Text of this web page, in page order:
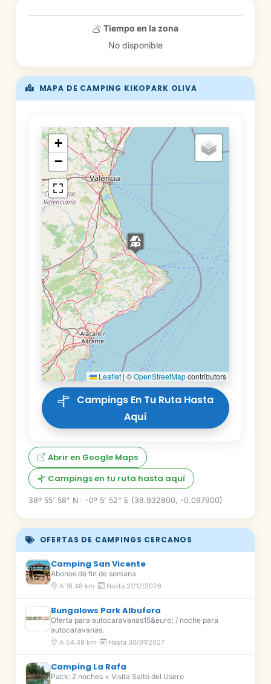
MAPA DE CAMPING KIKOPARK OLIVA
+
−
Leaflet | ©OpenStreetMapcontributors
Aquí
Abrir en Google Maps
Campings en tu ruta hasta aquí
38º 55' 58" N · -0º 5' 52" E (38.932800, -0.097900)
OFERTAS DE CAMPINGS CERCANOS
Camping San Vicente
Abonos de fin de semana
A 16.48 km · Hasta 31/12/2026
Bungalows Park Albufera
Oferta para autocaravanas15&euro; / noche para
autocaravanas.
A 54.48 km · Hasta 30/01/2027
Camping La Rafa
Pack: 2 noches + Visita Salto del Usero
Tiempo en la zona
No disponible